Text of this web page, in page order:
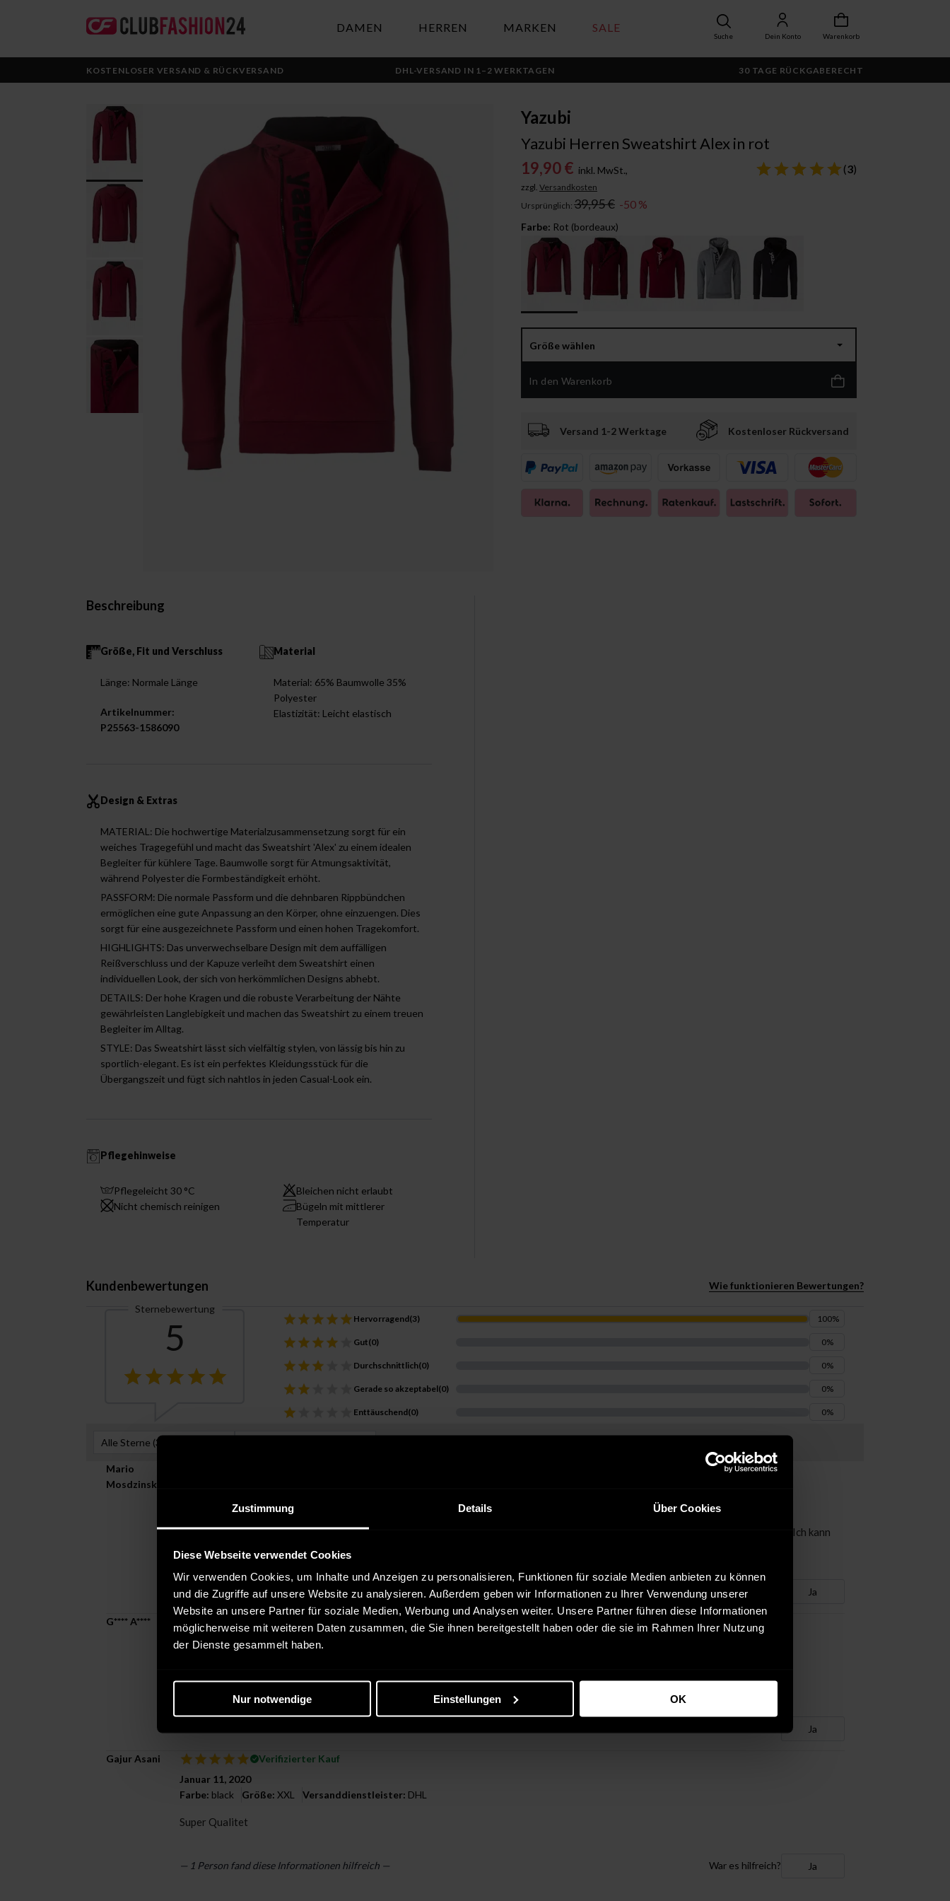
Zustimmung Details Über Cookies
Diese Webseite verwendet Cookies
Wir verwenden Cookies, um Inhalte und Anzeigen zu personalisieren, Funktionen für soziale Medien anbieten zu können
und die Zugriffe auf unsere Website zu analysieren. Außerdem geben wir Informationen zu Ihrer Verwendung unserer
Website an unsere Partner für soziale Medien, Werbung und Analysen weiter. Unsere Partner führen diese Informationen
möglicherweise mit weiteren Daten zusammen, die Sie ihnen bereitgestellt haben oder die sie im Rahmen Ihrer Nutzung
der Dienste gesammelt haben.
Nur notwendige Einstellungen OK
DAMEN HERREN MARKEN SALE
Suche Dein Konto Warenkorb
KOSTENLOSER VERSAND & RÜCKVERSAND DHL-VERSAND IN 1–2 WERKTAGEN 30 TAGE RÜCKGABERECHT
Yazubi
Yazubi Herren Sweatshirt Alex in rot
19,90 € inkl. MwSt.,
zzgl. Versandkosten
Ursprünglich: 39,95 € -50 %
(3)
Farbe: Rot (bordeaux)
Größe wählen
In den Warenkorb
Versand 1-2 Werktage Kostenloser Rückversand
Beschreibung
Größe, Fit und Verschluss
Länge: Normale Länge
Artikelnummer:
P25563-1586090
Material
Material: 65% Baumwolle 35%
Polyester
Elastizität: Leicht elastisch
Design & Extras
MATERIAL: Die hochwertige Materialzusammensetzung sorgt für ein
weiches Tragegefühl und macht das Sweatshirt 'Alex' zu einem idealen
Begleiter für kühlere Tage. Baumwolle sorgt für Atmungsaktivität,
während Polyester die Formbeständigkeit erhöht.
PASSFORM: Die normale Passform und die dehnbaren Rippbündchen
ermöglichen eine gute Anpassung an den Körper, ohne einzuengen. Dies
sorgt für eine ausgezeichnete Passform und einen hohen Tragekomfort.
HIGHLIGHTS: Das unverwechselbare Design mit dem auffälligen
Reißverschluss und der Kapuze verleiht dem Sweatshirt einen
individuellen Look, der sich von herkömmlichen Designs abhebt.
DETAILS: Der hohe Kragen und die robuste Verarbeitung der Nähte
gewährleisten Langlebigkeit und machen das Sweatshirt zu einem treuen
Begleiter im Alltag.
STYLE: Das Sweatshirt lässt sich vielfältig stylen, von lässig bis hin zu
sportlich-elegant. Es ist ein perfektes Kleidungsstück für die
Übergangszeit und fügt sich nahtlos in jeden Casual-Look ein.
Pflegehinweise
Pflegeleicht 30 °C
Bleichen nicht erlaubt
Nicht chemisch reinigen
Bügeln mit mittlerer
Temperatur
Kundenbewertungen
Wie funktionieren Bewertungen?
Sternebewertung
5 Hervorragend(3) 100%
Gut(0) 0%
Durchschnittlich(0) 0%
Gerade so akzeptabel(0) 0%
Enttäuschend(0) 0%
Alle Sterne (3
Mario
Mosdzinski
Größe:L Versanddienstleister:
Es war nun meine zweite Bestellung. Die Lieferung war schnell, die Qualität ist spitze und der Kundenservice ist ausgesprochen gut. Ich kann
War es hilfreich? Ja
G**** A****
Verifizierter Kauf
Februar 03, 2020
Super Ware bin sehr zufrieden
Ja
Gajur Asani
Verifizierter Kauf
Januar 11, 2020
Farbe: black Größe: XXL Versanddienstleister: DHL
Super Qualitet
— 1 Person fand diese Informationen hilfreich — War es hilfreich? Ja